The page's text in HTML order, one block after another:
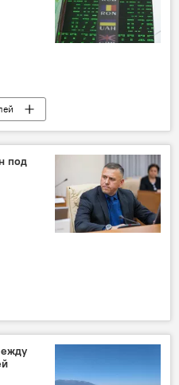
банк Молдовы
под